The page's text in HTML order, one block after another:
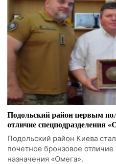
Подольский район первым
отличие спецподразделения
Подольский район Киева
почетное бронзовое
назначения «Омега».